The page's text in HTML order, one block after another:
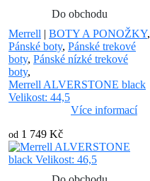
Do obchodu
Merrell | BOTY A PONOŽKY,
Pánské boty, Pánské trekové
boty, Pánské nízké trekové
boty,
Merrell ALVERSTONE black
Velikost: 44,5
Více informací
od 1 749 Kč